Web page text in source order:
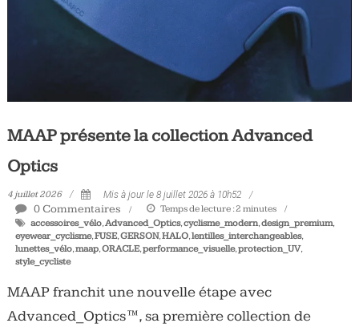
MAAP présente la collection Advanced
Optics
4 juillet 2026 Mis à jour le 8 juillet 2026 à 10h52
0 Commentaires Temps de lecture :2 minutes
accessoires_vélo,Advanced_Optics,cyclisme_modern,design_premium,
eyewear_cyclisme,FUSE,GERSON,HALO,lentilles_interchangeables,
lunettes_vélo,maap,ORACLE,performance_visuelle,protection_UV,
style_cycliste
MAAP franchit une nouvelle étape avec
Advanced_Optics™, sa première collection de